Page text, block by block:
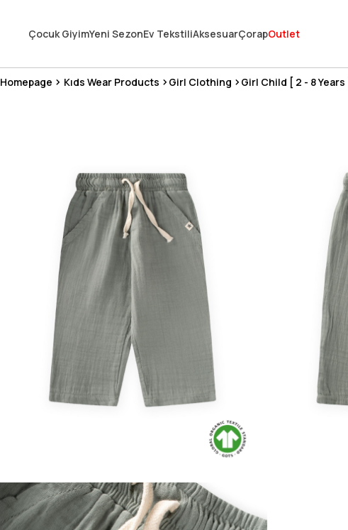
300₺ ve Üzeri Alışverişlerde Kargo Ücretsiz !
Koşulsuz Şartsız İade İmkanı
Çocuk GiyimYeni SezonEv TekstiliAksesuarÇorapOutlet
Homepage Kıds Wear Products Girl Clothing Girl Child [ 2 - 8 Years